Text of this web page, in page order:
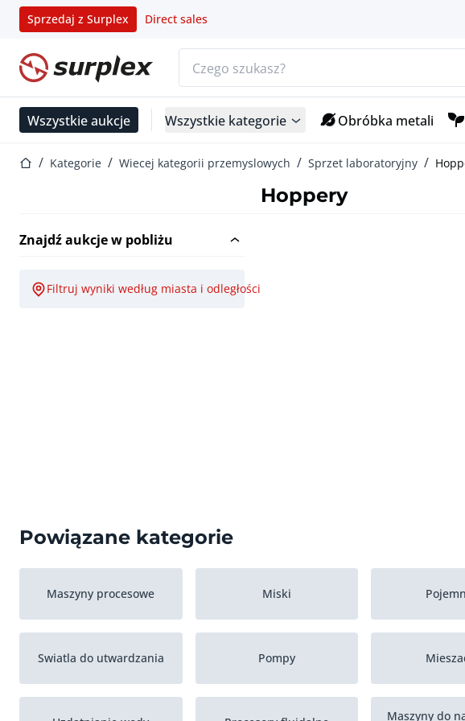
Sprzedaj z Surplex Direct sales
Strona główna
Wszystkie aukcje Wszystkie kategorie Obróbka metali
Strona główna
Kategorie Wiecej kategorii przemyslowych Sprzet laboratoryjny
Hoppery
Znajdź aukcje w pobliżu
Filtruj wyniki według miasta i odległości
Powiązane kategorie
Maszyny procesowe Miski
Swiatla do utwardzania Pompy
Maszyny do